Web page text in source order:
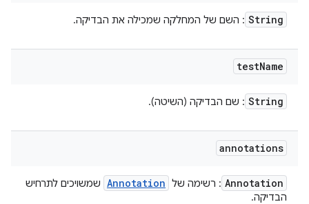
String : השם של המחלקה שמכילה את הבדיקה.
testName
String : שם הבדיקה (השיטה).
annotations
Annotation : רשימה של Annotation שמשויכים לתרחיש
הבדיקה.